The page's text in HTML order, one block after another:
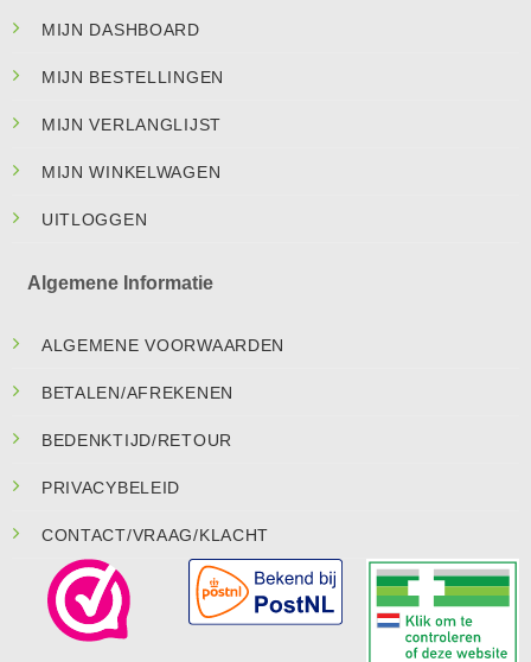
MIJN DASHBOARD
MIJN BESTELLINGEN
MIJN VERLANGLIJST
MIJN WINKELWAGEN
UITLOGGEN
Algemene Informatie
ALGEMENE VOORWAARDEN
BETALEN/AFREKENEN
BEDENKTIJD/RETOUR
PRIVACYBELEID
CONTACT/VRAAG/KLACHT